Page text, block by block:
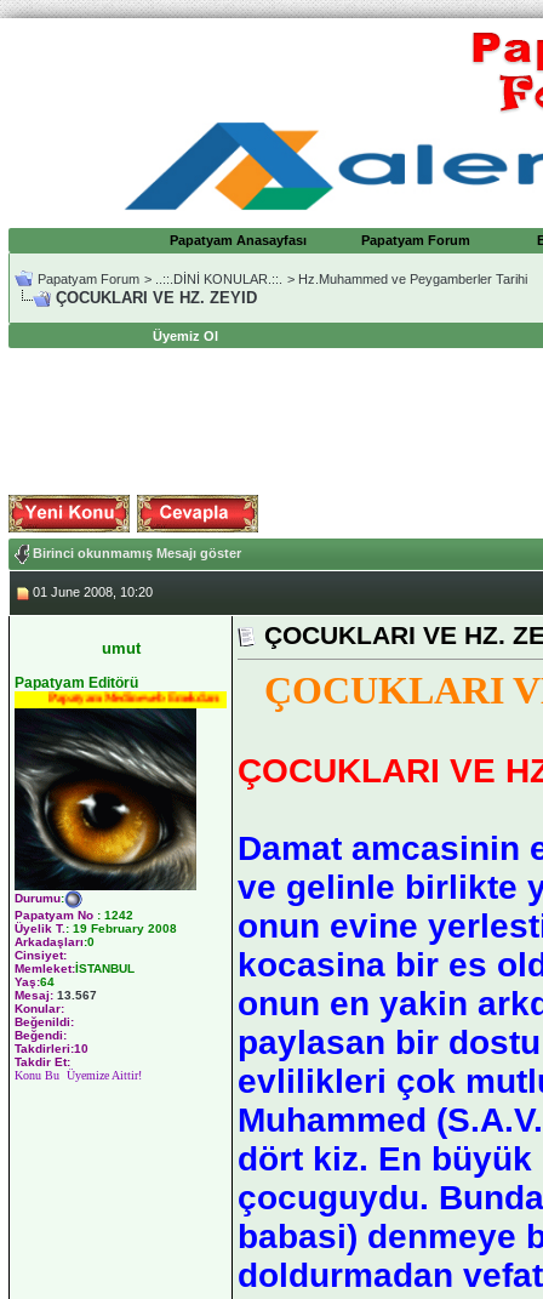
Papatyam Anasayfası Papatyam Forum
Papatyam Forum > ..::.DİNİ KONULAR.::. > Hz.Muhammed ve Peygamberler Tarihi
ÇOCUKLARI VE HZ. ZEYID
Üyemiz Ol
Birinci okunmamış Mesajı göster
01 June 2008, 10:20
umut
Papatyam Editörü
Papatyam Medineweb Emekdarı
Durumu:
Papatyam No : 1242
Üyelik T.: 19 February 2008
Arkadaşları:0
Cinsiyet:
Memleket:İSTANBUL
Yaş:64
Mesaj: 13.567
Konular:
Beğenildi:
Beğendi:
Takdirleri:10
Takdir Et:
Konu Bu Üyemize Aittir!
ÇOCUKLARI VE HZ.
ÇOCUKLARI
ÇOCUKLARI VE
Damat amcasinin
ve gelinle birlikte
onun evine
kocasina bir es
onun en yakin
paylasan bir
evlilikleri çok
Muhammed
dört kiz. En
çocuguydu.
babasi) denmeye
doldurmadan